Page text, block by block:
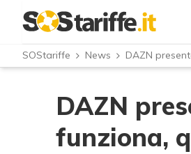
SOStariffe News DAZN
DAZN
funziona,